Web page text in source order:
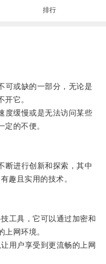
排行
或缺的一部分，无论是
它。
缓慢或是无法访问某些
定的不便。
进行创新和探索，其中
趣且实用的技术。
具，它可以通过加密和
上网环境。
户享受到更流畅的上网